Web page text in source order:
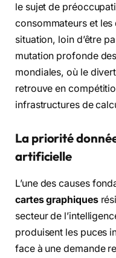
le sujet de
consommateurs et
situation, loin d’être
mutation profonde
mondiales, où le
retrouve en
infrastructures de
La priorité
artificielle
L’une des causes
cartes graphiques
secteur de
produisent les puces
face à une demande